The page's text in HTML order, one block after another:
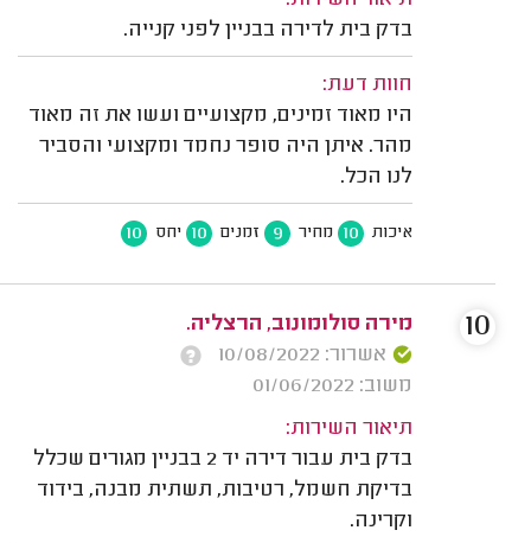
בדק בית לדירה בבניין לפני קנייה.
חוות דעת:
היו מאוד זמינים, מקצועיים ועשו את זה מאוד
מהר. איתן היה סופר נחמד ומקצועי והסביר
לנו הכל.
איכות 10 מחיר 9 זמנים 10 יחס 10
מירה סולומונוב, הרצליה.
אשרור: 10/08/2022
משוב: 01/06/2022
תיאור השירות:
בדק בית עבור דירה יד 2 בבניין מגורים שכלל
בדיקת חשמל, רטיבות, תשתית מבנה, בידוד
וקרינה.
10